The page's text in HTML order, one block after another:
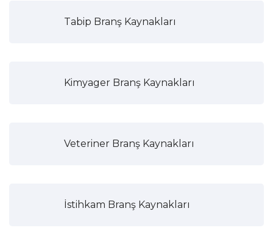
Tabip Branş Kaynakları
Kimyager Branş Kaynakları
Veteriner Branş Kaynakları
İstihkam Branş Kaynakları